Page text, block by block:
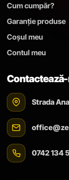
Cum cumpăr?
Garanție produse
Coșul meu
Contul meu
Strada
0742 134